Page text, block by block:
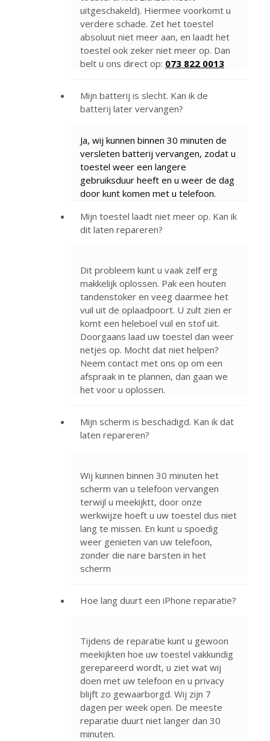
uitgeschakeld). Hiermee voorkomt u
verdere schade. Zet het toestel
absoluut niet meer aan, en laadt het
toestel ook zeker niet meer op. Dan
belt u ons direct op: 073 822 0013
Mijn batterij is slecht. Kan ik de
batterij later vervangen?
Ja, wij kunnen binnen 30 minuten de
versleten batterij vervangen, zodat u
toestel weer een langere
gebruiksduur heeft en u weer de dag
door kunt komen met u telefoon.
Mijn toestel laadt niet meer op. Kan ik
dit laten repareren?
Dit probleem kunt u vaak zelf erg
makkelijk oplossen. Pak een houten
tandenstoker en veeg daarmee het
vuil uit de oplaadpoort. U zult zien er
komt een heleboel vuil en stof uit.
Doorgaans laad uw toestel dan weer
netjes op. Mocht dat niet helpen?
Neem contact met ons op om een
afspraak in te plannen, dan gaan we
het voor u oplossen.
Mijn scherm is beschadigd. Kan ik dat
laten repareren?
Wij kunnen binnen 30 minuten het
scherm van u telefoon vervangen
terwijl u meekijktt, door onze
werkwijze hoeft u uw toestel dus niet
lang te missen. En kunt u spoedig
weer genieten van uw telefoon,
zonder die nare barsten in het
scherm
Hoe lang duurt een iPhone reparatie?
Tijdens de reparatie kunt u gewoon
meekijkten hoe uw toestel vakkundig
gerepareerd wordt, u ziet wat wij
doen met uw telefoon en u privacy
blijft zo gewaarborgd. Wij zijn 7
dagen per week open. De meeste
reparatie duurt niet langer dan 30
minuten.